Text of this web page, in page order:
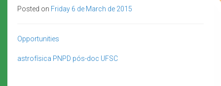
Posted on Friday 6 de March de 2015
Opportunities
astrofísica PNPD pós-doc UFSC